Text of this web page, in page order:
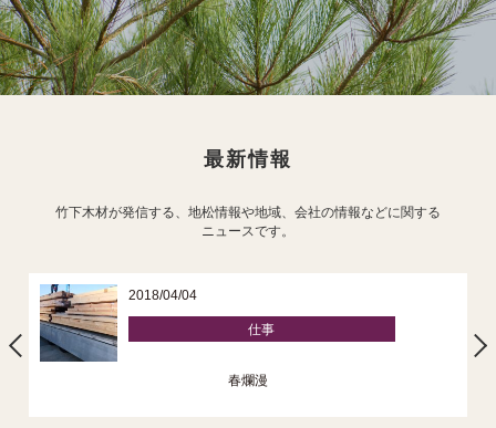
最新情報
竹下木材が発信する、地松情報や地域、会社の情報などに関する
ニュースです。
2018/04/04
仕事
春爛漫